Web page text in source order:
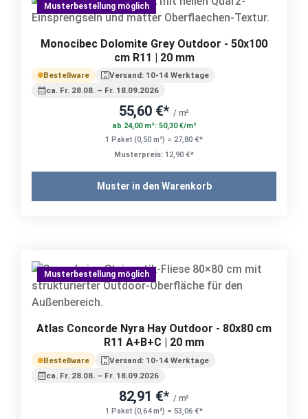
Musterbestellung möglich
Monocibec Dolomite Grey Outdoor - 50x100
cm R11 | 20 mm
Bestellware
Versand: 10-14 Werktage
ca. Fr. 28.08. – Fr. 18.09.2026
55,60 €* / m²
ab 24,00 m²: 50,30 €/m²
1 Paket (0,50 m²) = 27,80 €*
Musterpreis: 12,90 €*
Muster in den Warenkorb
Musterbestellung möglich
Atlas Concorde Nyra Hay Outdoor - 80x80 cm
R11 A+B+C | 20 mm
Bestellware
Versand: 10-14 Werktage
ca. Fr. 28.08. – Fr. 18.09.2026
82,91 €* / m²
1 Paket (0,64 m²) = 53,06 €*